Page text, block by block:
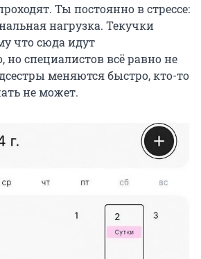
Ты постоянно в стрессе:
нагрузка. Текучки
что сюда идут
но специалистов всё равно не
меняются быстро, кто-то
не может.